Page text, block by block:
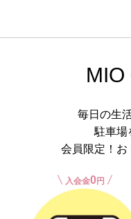
MIO
毎日の生
駐車場
会員限定！お
入会金0円